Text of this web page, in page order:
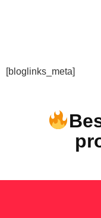
[bloglinks_meta]